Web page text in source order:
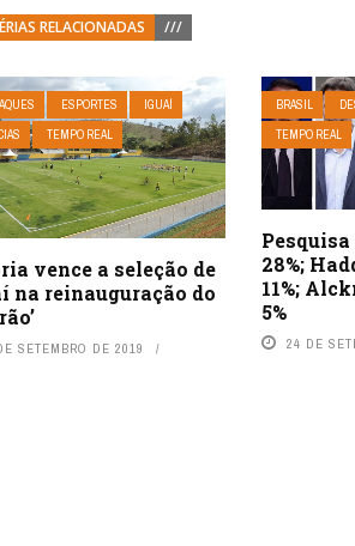
RELACIONADAS ///
ESPORTES
IGUAÍ
TEMPO REAL
vence a seleção de
na reinauguração do
SETEMBRO DE 2019
BRASIL
TEMPO REAL
28%;
11%;
5%
24 DE